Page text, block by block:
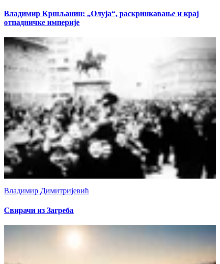
Владимир Кршљанин: „Олуја“, раскринкавање и крај
отпадничке империје
Владимир Димитријевић
Свирачи из Загреба